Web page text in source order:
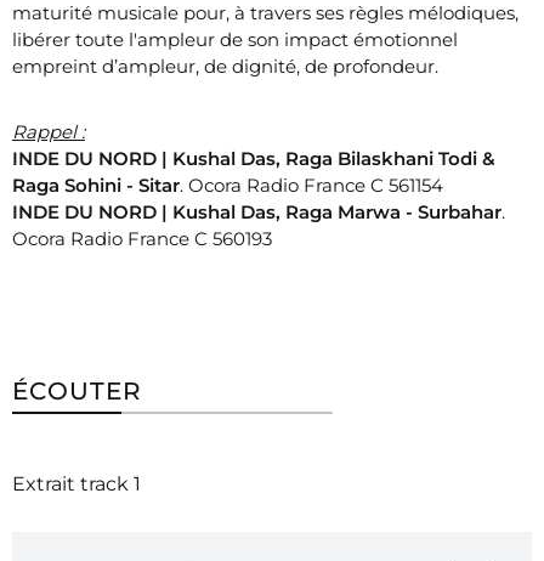
maturité musicale pour, à travers ses règles mélodiques,
libérer toute l'ampleur de son impact émotionnel
empreint d’ampleur, de dignité, de profondeur.
Rappel :
INDE DU NORD | Kushal Das, Raga Bilaskhani Todi &
Raga Sohini - Sitar. Ocora Radio France C 561154
INDE DU NORD | Kushal Das, Raga Marwa - Surbahar.
Ocora Radio France C 560193
ÉCOUTER
Extrait track 1